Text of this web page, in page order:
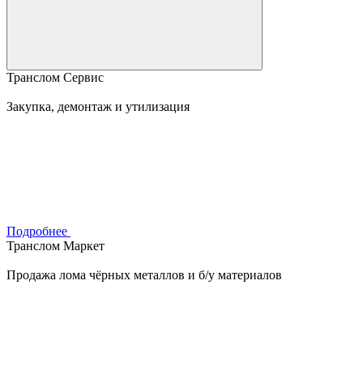
Транслом Сервис
Закупка, демонтаж и утилизация
Подробнее
Транслом Маркет
Продажа лома чёрных металлов и б/у материалов